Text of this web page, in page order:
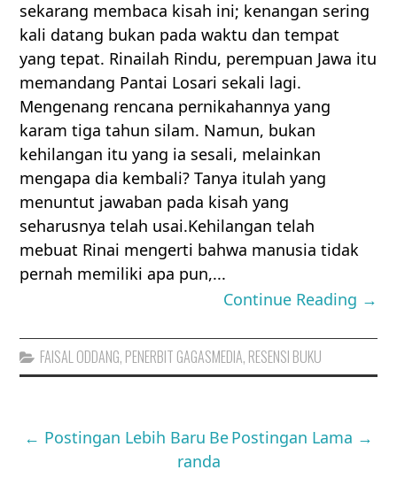
sekarang membaca kisah ini; kenangan sering
kali datang bukan pada waktu dan tempat
yang tepat. Rinailah Rindu, perempuan Jawa itu
memandang Pantai Losari sekali lagi.
Mengenang rencana pernikahannya yang
karam tiga tahun silam. Namun, bukan
kehilangan itu yang ia sesali, melainkan
mengapa dia kembali? Tanya itulah yang
menuntut jawaban pada kisah yang
seharusnya telah usai.Kehilangan telah
mebuat Rinai mengerti bahwa manusia tidak
pernah memiliki apa pun,...
Continue Reading →
FAISAL ODDANG, PENERBIT GAGASMEDIA, RESENSI BUKU
← Postingan Lebih Baru Postingan Lama →
Be
randa